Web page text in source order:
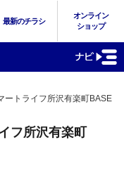
最新のチラシ
オンライン
ショップ
ートライフ所沢有楽町BASE
フ所沢有楽町